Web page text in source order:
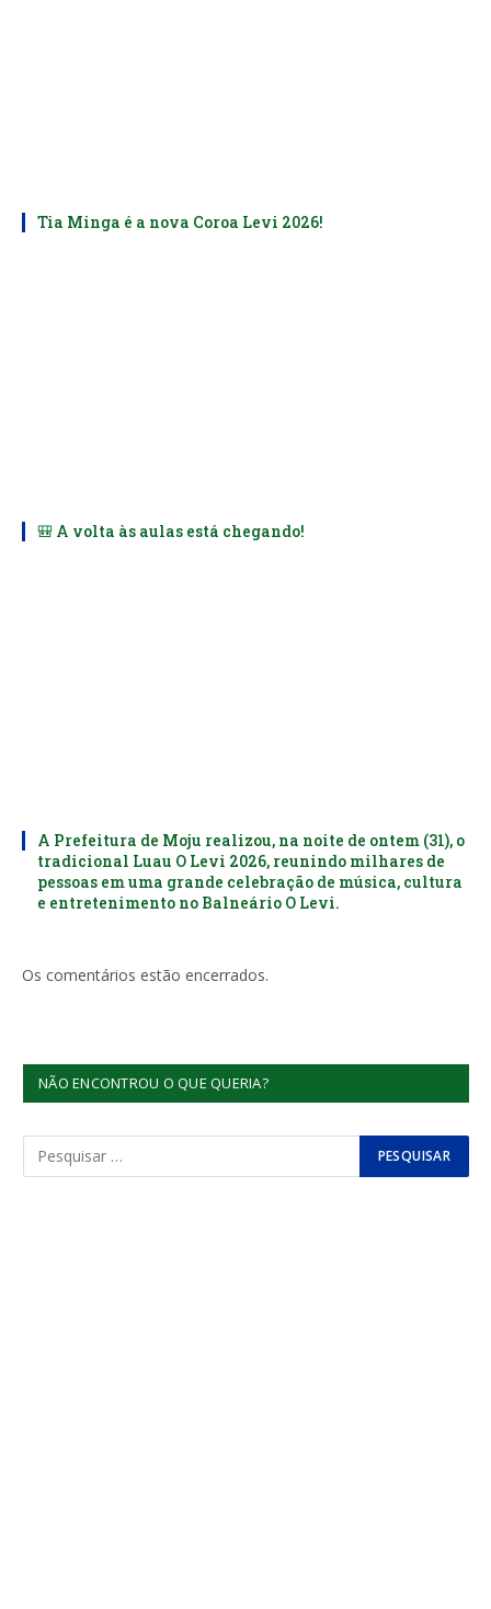
Tia Minga é a nova Coroa Levi 2026!
🎒 A volta às aulas está chegando!
A Prefeitura de Moju realizou, na noite de ontem (31), o
tradicional Luau O Levi 2026, reunindo milhares de
pessoas em uma grande celebração de música, cultura
e entretenimento no Balneário O Levi.
Os comentários estão encerrados.
NÃO ENCONTROU O QUE QUERIA?